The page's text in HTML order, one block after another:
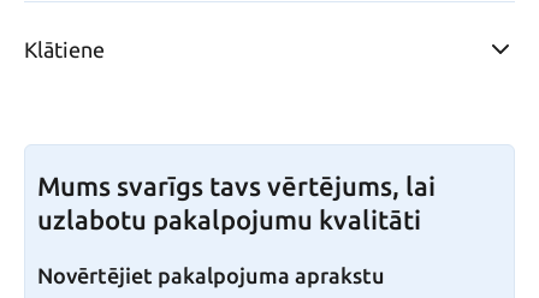
Klātiene
Mums svarīgs tavs vērtējums, lai
uzlabotu pakalpojumu kvalitāti
Novērtējiet pakalpojuma aprakstu